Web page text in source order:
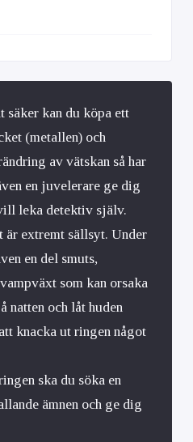
säker kan du köpa ett
(metallen) och
av vätskan så har
en juvelerare ge dig
leka detektiv själv.
är extremt sällsyt. Under
en del smuts,
som kan orsaka
natten och låt huden
knacka ut ringen något
ska du söka en
ämnen och ge dig